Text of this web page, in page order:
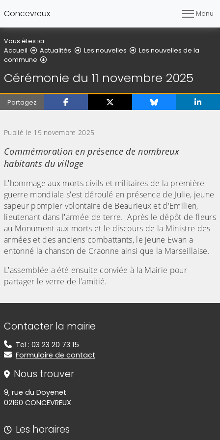
Concevreux Menu
Vous êtes ici :
Accueil
Actualités Les nouvelles
Les nouvelles de la
commune
Cérémonie du 11 novembre 2025
Partagez
Publié le 19 novembre 2025
Commémoration en présence de nombreux
habitants du village
L'hommage aux morts civils et militaires de la première
guerre mondiale s'est déroulé en présence de Julie, jeune
sapeur pompier volontaire de Beaurieux et d'Emilien,
lieutenant dans l'armée de terre. Après le dépôt de fleurs
au Monument aux morts et le discours de la Ministre des
armées et des anciens combattants, le jeune Ewan a
entonné la chanson de Craonne ainsi que la Marseillaise.
L'assemblée a été ensuite conviée à la Mairie pour
partager le verre de l'amitié.
Informations de contact
Contacter la mairie
Tel : 03 23 20 73 15
Formulaire de contact
Nous trouver
9, rue du Doyenet
02160 CONCEVREUX
Les horaires